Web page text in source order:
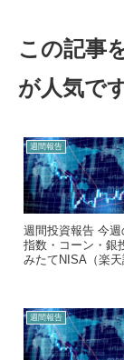
この記事
が人気です
週間報告
週間投資報告 今
指数・コーン・銀
みたてNISA（楽
週間報告